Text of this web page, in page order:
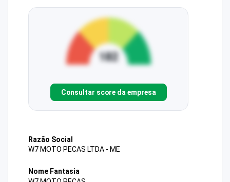
Consultar score da empresa
Razão Social
W7 MOTO PECAS LTDA - ME
Nome Fantasia